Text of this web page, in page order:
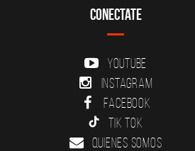
Conectate
YouTube
Instagram
Facebook
Tik Tok
Quienes somos